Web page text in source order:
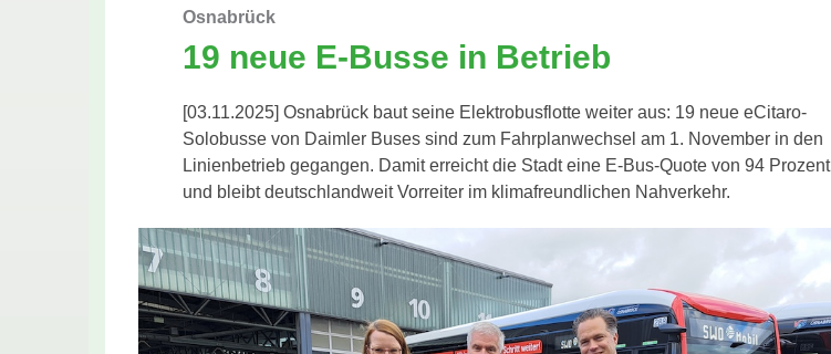
Osnabrück
19 neue E-Busse in Betrieb
[03.11.2025] Osnabrück baut seine Elektrobusflotte weiter aus: 19 neue eCitaro-
Solobusse von Daimler Buses sind zum Fahrplanwechsel am 1. November in den
Linienbetrieb gegangen. Damit erreicht die Stadt eine E-Bus-Quote von 94 Prozent
und bleibt deutschlandweit Vorreiter im klimafreundlichen Nahverkehr.